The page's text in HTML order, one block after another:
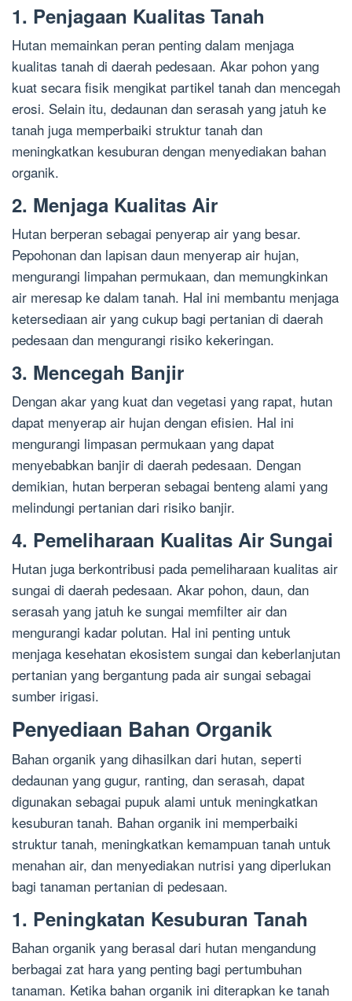
1. Penjagaan Kualitas Tanah
Hutan memainkan peran penting dalam menjaga
kualitas tanah di daerah pedesaan. Akar pohon yang
kuat secara fisik mengikat partikel tanah dan mencegah
erosi. Selain itu, dedaunan dan serasah yang jatuh ke
tanah juga memperbaiki struktur tanah dan
meningkatkan kesuburan dengan menyediakan bahan
organik.
2. Menjaga Kualitas Air
Hutan berperan sebagai penyerap air yang besar.
Pepohonan dan lapisan daun menyerap air hujan,
mengurangi limpahan permukaan, dan memungkinkan
air meresap ke dalam tanah. Hal ini membantu menjaga
ketersediaan air yang cukup bagi pertanian di daerah
pedesaan dan mengurangi risiko kekeringan.
3. Mencegah Banjir
Dengan akar yang kuat dan vegetasi yang rapat, hutan
dapat menyerap air hujan dengan efisien. Hal ini
mengurangi limpasan permukaan yang dapat
menyebabkan banjir di daerah pedesaan. Dengan
demikian, hutan berperan sebagai benteng alami yang
melindungi pertanian dari risiko banjir.
4. Pemeliharaan Kualitas Air Sungai
Hutan juga berkontribusi pada pemeliharaan kualitas air
sungai di daerah pedesaan. Akar pohon, daun, dan
serasah yang jatuh ke sungai memfilter air dan
mengurangi kadar polutan. Hal ini penting untuk
menjaga kesehatan ekosistem sungai dan keberlanjutan
pertanian yang bergantung pada air sungai sebagai
sumber irigasi.
Penyediaan Bahan Organik
Bahan organik yang dihasilkan dari hutan, seperti
dedaunan yang gugur, ranting, dan serasah, dapat
digunakan sebagai pupuk alami untuk meningkatkan
kesuburan tanah. Bahan organik ini memperbaiki
struktur tanah, meningkatkan kemampuan tanah untuk
menahan air, dan menyediakan nutrisi yang diperlukan
bagi tanaman pertanian di pedesaan.
1. Peningkatan Kesuburan Tanah
Bahan organik yang berasal dari hutan mengandung
berbagai zat hara yang penting bagi pertumbuhan
tanaman. Ketika bahan organik ini diterapkan ke tanah